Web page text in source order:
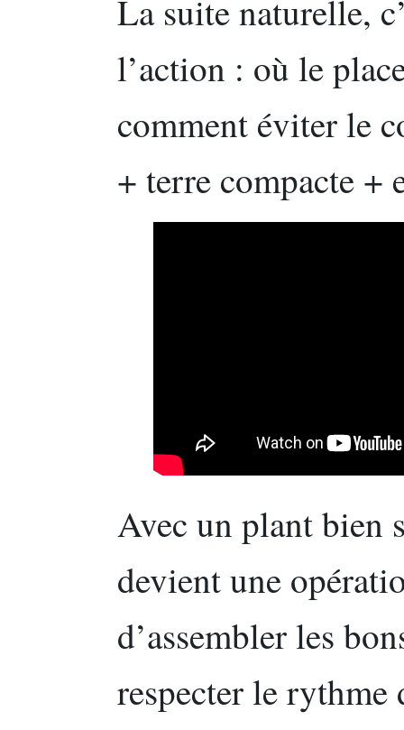
La suite naturelle,
l’action : où le
comment éviter le
+ terre compacte +
Avec un plant bien
devient une
d’assembler les
respecter le rythme